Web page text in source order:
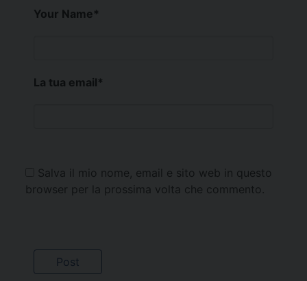
Your Name*
La tua email*
Salva il mio nome, email e sito web in questo
browser per la prossima volta che commento.